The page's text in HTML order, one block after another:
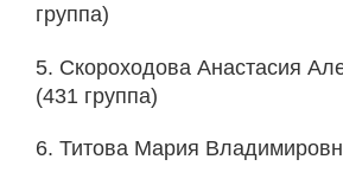
группа)
5. Скороходова Анастасия
(431 группа)
6. Титова Мария